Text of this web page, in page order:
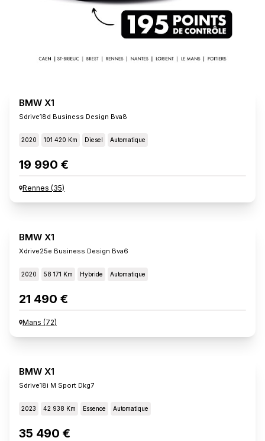
BMW X1
Sdrive18d Business Design Bva8
2020 101 420 Km Diesel Automatique
19 990 €
Rennes (35)
BMW X1
Xdrive25e Business Design Bva6
2020 58 171 Km Hybride Automatique
21 490 €
Mans (72)
BMW X1
Sdrive18i M Sport Dkg7
2023 42 938 Km Essence Automatique
35 490 €